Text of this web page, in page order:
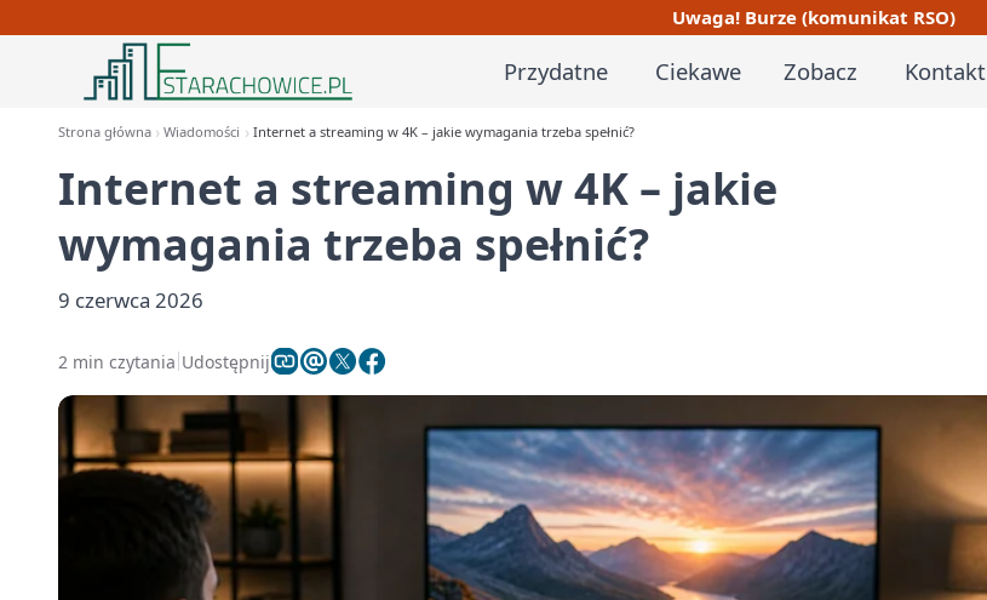
Uwaga! Burze (komunikat RSO)
Przydatne Ciekawe Zobacz Kontakt
Strona główna Wiadomości Internet a streaming w 4K – jakie wymagania trzeba spełnić?
Internet a streaming w 4K – jakie
wymagania trzeba spełnić?
9 czerwca 2026
2 min czytania Udostępnij